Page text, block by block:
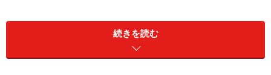
概要
青い山脈と言えば、藤山一郎さんが歌う同名の懐メロと
してよく知られていますが、この曲は映画で元々使われ
続きを読む